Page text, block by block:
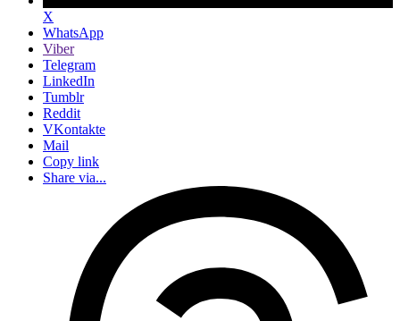
X
WhatsApp
Viber
Telegram
LinkedIn
Tumblr
Reddit
VKontakte
Mail
Copy link
Share via...